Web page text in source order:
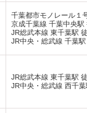
千葉都市モノレール１
京成千葉線 千葉中央駅
JR総武本線 東千葉駅
JR中央・総武線 千葉
JR総武本線 東千葉駅
JR中央・総武線 西千